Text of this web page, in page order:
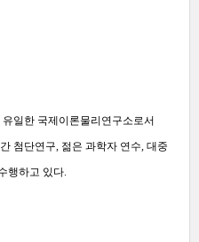
일한 국제이론물리연구소로서
첨단연구, 젊은 과학자 연수, 대중
행하고 있다.